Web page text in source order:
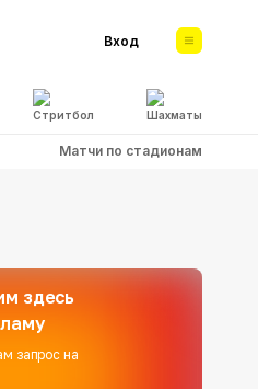
Стритбол Шахматы
Вход
Матчи по стадионам
здесь
запрос на